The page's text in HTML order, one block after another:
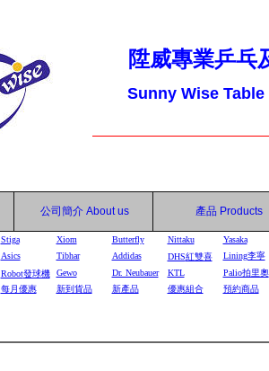
陞威專業乒乓
Sunny Wise
公司簡介 About us 產品 Products
Stiga Xiom Butterfly Nittaku
Yasaka
Asics Tibhar Addidas DHS紅雙喜
Lining李寧
Robot發球機 Gewo Dr. Neubauer KTL
Palio拍里奧
每月優惠 新到貨品 新產品 優惠組合 預約商品